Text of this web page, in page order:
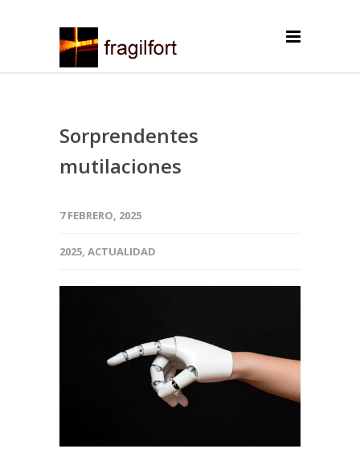
Sorprendentes
mutilaciones
7 FEBRERO, 2025
2025, ACTUALIDAD